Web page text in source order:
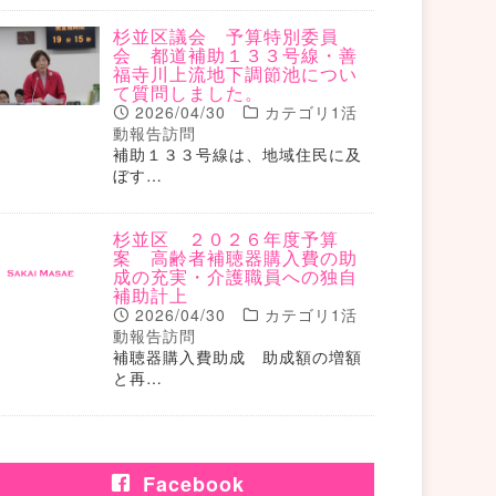
杉並区議会 予算特別委員
会 都道補助１３３号線・善
福寺川上流地下調節池につい
て質問しました。
2026/04/30
カテゴリ1活
動報告訪問
補助１３３号線は、地域住民に及
ぼす…
杉並区 ２０２６年度予算
案 高齢者補聴器購入費の助
成の充実・介護職員への独自
補助計上
2026/04/30
カテゴリ1活
動報告訪問
補聴器購入費助成 助成額の増額
と再…
Facebook